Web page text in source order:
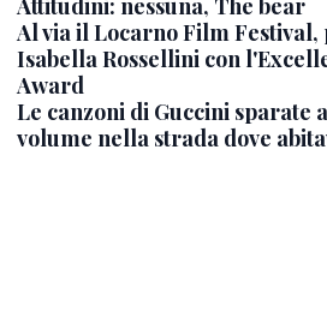
Attitudini: nessuna, The bear
Al via il Locarno Film
Isabella Rossellini con
Award
Le canzoni di Guccini sparate
volume nella strada dove